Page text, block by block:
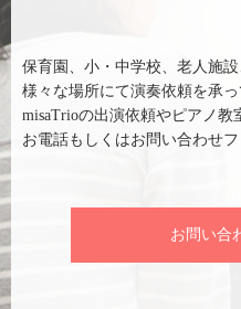
保育園、小・中学校、老人施
様々な場所にて演奏依頼を承っ
misaTrioの出演依頼やピアノ教
お電話もしくはお問い合わせ
お問い合